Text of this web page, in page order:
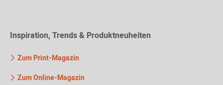
Inspiration, Trends & Produktneuheiten
Zum Print-Magazin
Zum Online-Magazin